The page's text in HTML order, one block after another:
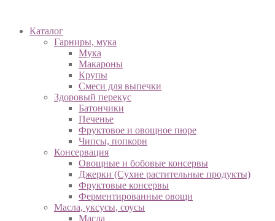
Каталог
Гарниры, мука
Мука
Макароны
Крупы
Смеси для выпечки
Здоровый перекус
Батончики
Печенье
Фруктовое и овощное пюре
Чипсы, попкорн
Консервация
Овощные и бобовые консервы
Джерки (Сухие растительные продукты)
Фруктовые консервы
Ферментированные овощи
Масла, уксусы, соусы
Масла